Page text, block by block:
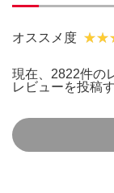
オススメ度
現在、2822件の
レビューを投稿